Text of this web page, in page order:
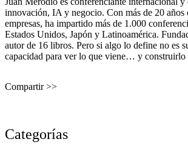
innovación, IA y negocio. Con más de 20 años
empresas, ha impartido más de 1.000
Estados Unidos, Japón y Latinoamérica.
autor de 16 libros. Pero si algo lo define no es
capacidad para ver lo que viene… y construirlo
Compartir >>
Categorías